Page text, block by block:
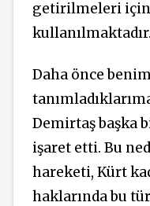
getirilmeleri
kullanılmaktadır.
Daha önce
Demirtaş başka
işaret etti. Bu
hareketi, Kürt
haklarında bu